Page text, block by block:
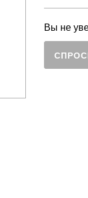
Вы не